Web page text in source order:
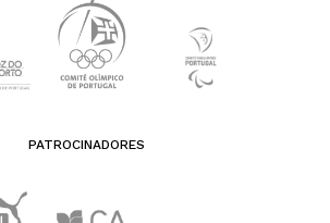
PATROCINADORES